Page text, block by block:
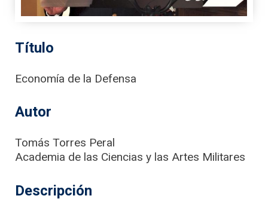
Título
Economía de la Defensa
Autor
Tomás Torres Peral
Academia de las Ciencias y las Artes Militares
Descripción